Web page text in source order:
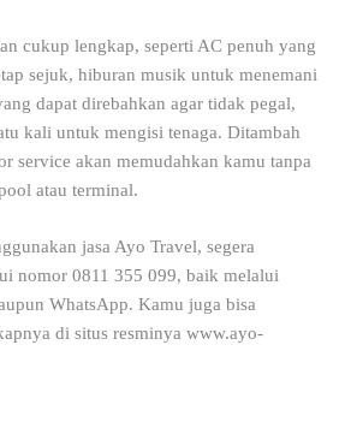
cukup lengkap, seperti AC penuh yang
sejuk, hiburan musik untuk menemani
dapat direbahkan agar tidak pegal,
kali untuk mengisi tenaga. Ditambah
service akan memudahkan kamu tanpa
atau terminal.
jasa Ayo Travel, segera
nomor 0811 355 099, baik melalui
WhatsApp. Kamu juga bisa
di situs resminya www.ayo-